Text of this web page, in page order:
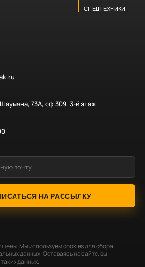
СПЕЦТЕХНИКИ
Шаумяна, 73А, оф 309, 3-й этаж
НА РАССЫЛКУ
Мы используем cookies для сбора
данных. Оставаясь на сайте, вы
данных.